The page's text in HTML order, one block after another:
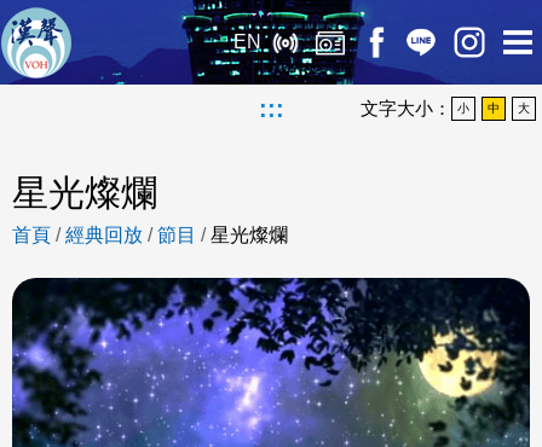
EN
::: 文字大小： 小 中 大
星光燦爛
首頁 /經典回放 /節目 /星光燦爛